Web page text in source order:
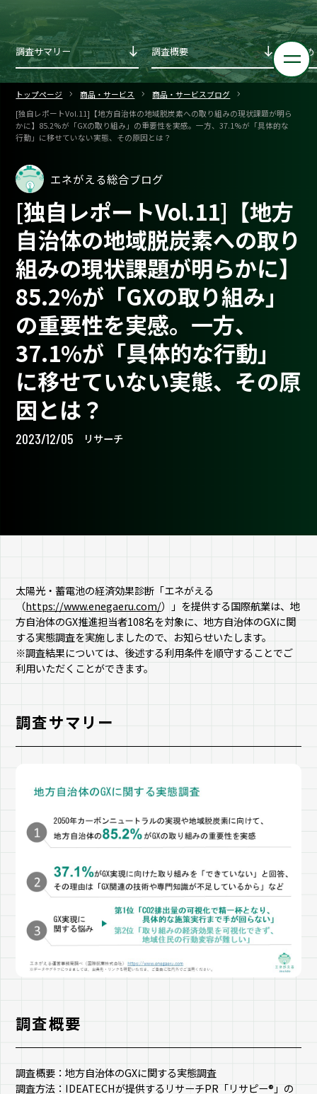
トップページ 商品・サービス
商品・サービスブログ
[独自レポートVol.11]【地方自治体の地域脱炭素への取り組みの現状課題が明ら
かに】85.2%が「GXの取り組み」の重要性を実感。一方、37.1%が「具体的な
行動」に移せていない実態、その原因とは？
エネがえる総合ブログ
[独自レポートVol.11]【地方
自治体の地域脱炭素への取り
組みの現状課題が明らかに】
85.2%が「GXの取り組み」
の重要性を実感。一方、
37.1%が「具体的な行動」
に移せていない実態、その原
因とは？
2023/12/05 リサーチ
調査サマリー 調査概要 まとめ
太陽光・蓄電池の経済効果診断「エネがえる
（https://www.enegaeru.com/）」を提供する国際航業は、地
方自治体のGX推進担当者108名を対象に、地方自治体のGXに関
する実態調査を実施しましたので、お知らせいたします。
※調査結果については、後述する利用条件を順守することでご
利用いただくことができます。
調査サマリー
調査概要
調査概要：地方自治体のGXに関する実態調査
調査方法：IDEATECHが提供するリサーチPR「リサピー®︎」の